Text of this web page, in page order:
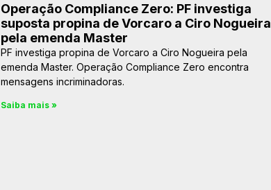
Operação Compliance Zero: PF investiga
suposta propina de Vorcaro a Ciro Nogueira
pela emenda Master
PF investiga propina de Vorcaro a Ciro Nogueira pela
emenda Master. Operação Compliance Zero encontra
mensagens incriminadoras.
Saiba mais »